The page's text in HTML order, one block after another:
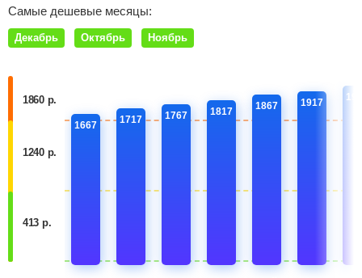
Самые дешевые месяцы:
Декабрь Октябрь Ноябрь
1860 р.
1240 р.
413 р.
1667
1717 1767 1817
1867 1917